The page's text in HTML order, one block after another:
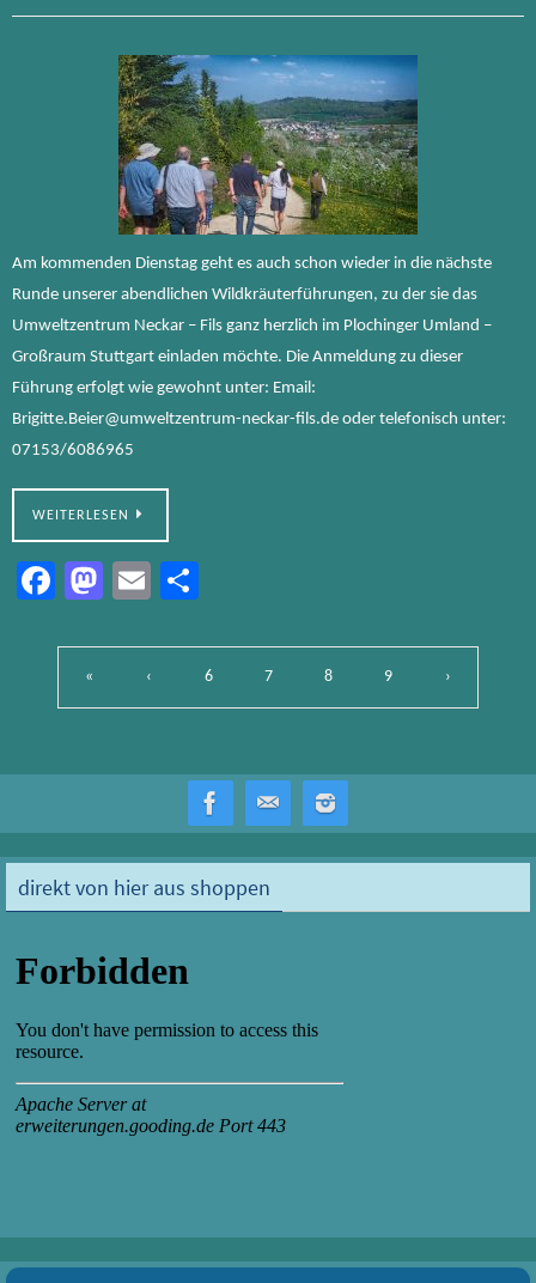
Am kommenden Dienstag geht es auch schon wieder in die nächste
Runde unserer abendlichen Wildkräuterführungen, zu der sie das
Umweltzentrum Neckar – Fils ganz herzlich im Plochinger Umland –
Großraum Stuttgart einladen möchte. Die Anmeldung zu dieser
Führung erfolgt wie gewohnt unter: Email:
Brigitte.Beier@umweltzentrum-neckar-fils.de oder telefonisch unter:
07153/6086965
WEITERLESEN
Fa
b
M
to
n
E
ail n
« ‹ 6 7 8 9 ›
direkt von hier aus shoppen